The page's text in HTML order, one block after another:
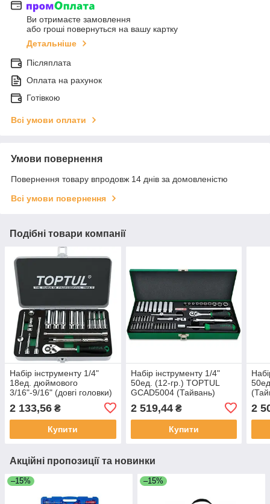
Ви отримаєте замовлення
або гроші повернуться на вашу картку
Детальніше
Післяплата
Оплата на рахунок
Готівкою
Всі умови оплати
Умови повернення
Повернення товару впродовж 14 днів за домовленістю
Всі умови повернення
Подібні товари компанії
Набір інструменту 1/4"
18ед. дюймового
3/16"-9/16" (довгі головки)
(Тайвань)
2 133,56 ₴
Купити
Набір інструменту 1/4"
50ед. (12-гр.) TOPTUL
GCAD5004 (Тайвань)
2 519,44₴
Купити
2
Акційні пропозиції та новинки
–15% –15%